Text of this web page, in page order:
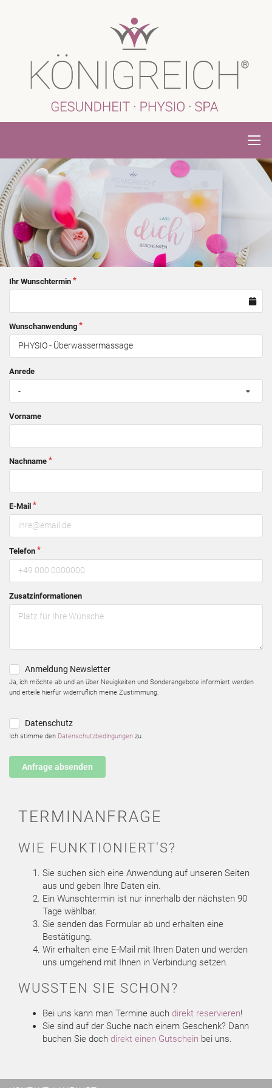
Ihr Wunschtermin
Wunschanwendung
Anrede
-
Vorname
Nachname
E-Mail
Telefon
Zusatzinformationen
Anmeldung Newsletter
Ja, ich möchte ab und an über Neuigkeiten und Sonderangebote informiert werden
und erteile hierfür widerruflich meine Zustimmung.
Datenschutz
Ich stimme den Datenschutzbedingungen zu.
Anfrage absenden
TERMINANFRAGE
WIE FUNKTIONIERT'S?
Sie suchen sich eine Anwendung auf unseren Seiten
aus und geben Ihre Daten ein.
Ein Wunschtermin ist nur innerhalb der nächsten 90
Tage wählbar.
Sie senden das Formular ab und erhalten eine
Bestätigung.
Wir erhalten eine E-Mail mit Ihren Daten und werden
uns umgehend mit Ihnen in Verbindung setzen.
WUSSTEN SIE SCHON?
Bei uns kann man Termine auch direkt reservieren!
Sie sind auf der Suche nach einem Geschenk? Dann
buchen Sie doch direkt einen Gutschein bei uns.